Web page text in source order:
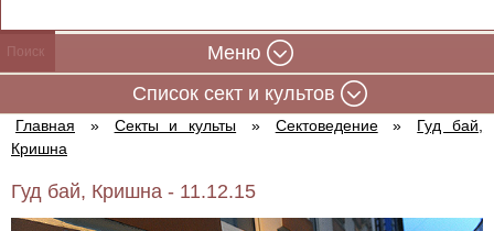
Меню
Cписок сект и культов
Главная » Секты и культы » Сектоведение »
Гуд бай,
Кришна
Гуд бай, Кришна - 11.12.15